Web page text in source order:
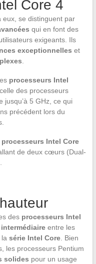
Core 4
eux, se distinguent par
qui en font des
exigeants. Ils
exceptionnelles et
.
processeurs Intel
des processeurs
jusqu’à 5 GHz, ce qui
précédent lors du
processeurs Intel Core
de deux cœurs (Dual-
des processeurs Intel
entre les
série Intel Core. Bien
les processeurs Pentium
solides pour un usage